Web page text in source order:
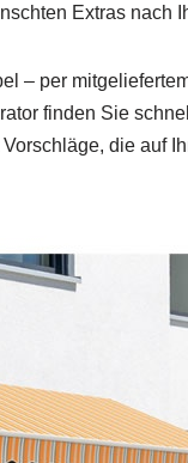
Extras nach
– per
finden Sie
die auf